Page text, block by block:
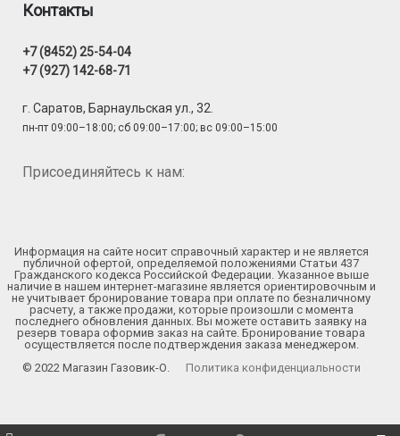
Контакты
+7 (8452) 25-54-04
+7 (927) 142-68-71
г. Саратов, Барнаульская ул., 32.
пн-пт 09:00–18:00; сб 09:00–17:00; вс 09:00–15:00
Присоединяйтесь к нам:
Информация на сайте носит справочный характер и не является
публичной офертой, определяемой положениями Статьи 437
Гражданского кодекса Российской Федерации. Указанное выше
наличие в нашем интернет-магазине является ориентировочным и
не учитывает бронирование товара при оплате по безналичному
расчету, а также продажи, которые произошли с момента
последнего обновления данных. Вы можете оставить заявку на
резерв товара оформив заказ на сайте. Бронирование товара
осуществляется после подтверждения заказа менеджером.
© 2022 Магазин Газовик-О.
Политика конфиденциальности